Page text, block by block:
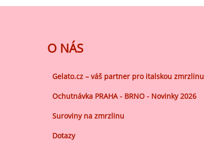
O NÁS
Gelato.cz – váš partner pro italskou zmrzlinu
Ochutnávka PRAHA - BRNO - Novinky 2026
Suroviny na zmrzlinu
Dotazy